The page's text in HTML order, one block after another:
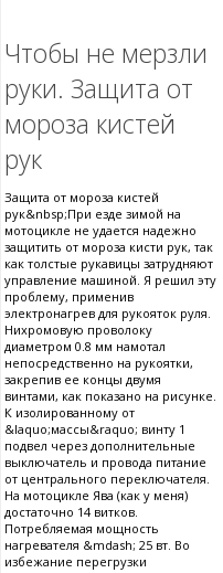
Чтобы не мерзли
руки. Защита от
мороза кистей
рук
Защита от мороза кистей
рук&nbsp;При езде зимой на
мотоцикле не удается надежно
защитить от мороза кисти рук, так
как толстые рукавицы затрудняют
управление машиной. Я решил эту
проблему, применив
электронагрев для рукояток руля.
Нихромовую проволоку
диаметром 0.8 мм намотал
непосредственно на рукоятки,
закрепив ее концы двумя
винтами, как показано на рисунке.
К изолированному от
&laquo;массы&raquo; винту 1
подвел через дополнительные
выключатель и провода питание
от центрального переключателя.
На мотоцикле Ява (как у меня)
достаточно 14 витков.
Потребляемая мощность
нагревателя &mdash; 25 вт. Во
избежание перегрузки